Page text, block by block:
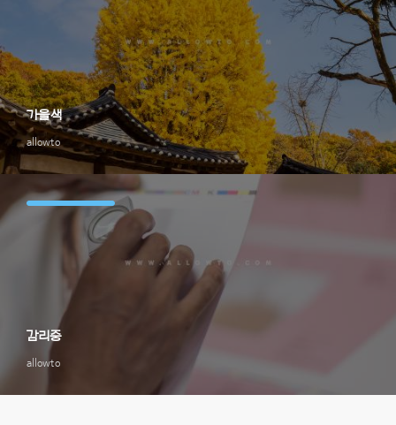
allowto
가을색
allowto
감리중